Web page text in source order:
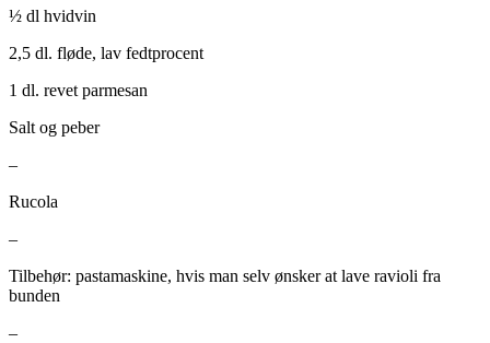
½ dl hvidvin
2,5 dl. fløde, lav fedtprocent
1 dl. revet parmesan
Salt og peber
–
Rucola
–
Tilbehør: pastamaskine, hvis man selv ønsker at lave ravioli fra
bunden
–